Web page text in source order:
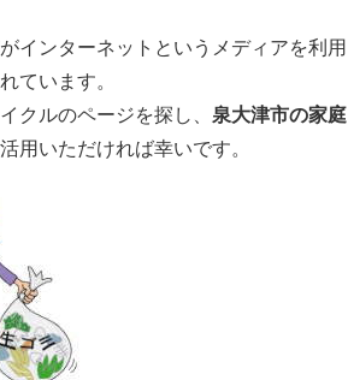
インターネットというメディアを利用
ています。
クルのページを探し、 泉大津市の家庭
用いただければ幸いです。